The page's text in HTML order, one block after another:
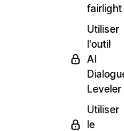
fairlight
Utiliser
l'outil
AI
Leveler
Utiliser
le